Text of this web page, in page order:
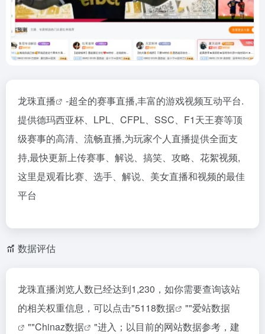
龙珠直播
-超全的赛事直播,丰富的游戏视频互动平台.
提供德玛西亚杯、LPL、CFPL、SSC、F1天王赛等顶
级赛事的高清、流畅直播,为玩家个人直播提供全面支
持,最快更新上传赛事、解说、搞笑、攻略、花絮视频,
这里是观看比赛、选手、解说、美女直播和视频的最佳
平台
数据评估
龙珠直播浏览人数已经达到1,230，如你需要查询该站
的相关权重信息，可以点击"5118数据 ""爱站数据
""Chinaz数据
"进入；以目前的网站数据参考，建